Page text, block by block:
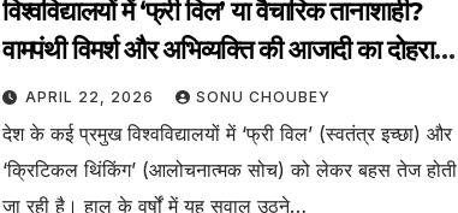
विश्वविद्यालयों में ‘फ्री विल’ या वैचारिक तानाशाही?
वामपंथी विमर्श और अभिव्यक्ति की आजादी का दोहरा
मापदंड
APRIL 22, 2026 SONU CHOUBEY
देश के कई प्रमुख विश्वविद्यालयों में ‘फ्री विल’ (स्वतंत्र इच्छा) और
‘क्रिटिकल थिंकिंग’ (आलोचनात्मक सोच) को लेकर बहस तेज होती
जा रही है। हाल के वर्षों में यह सवाल उठने…